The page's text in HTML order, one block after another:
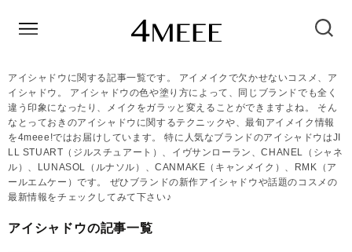
アイシャドウに関する記事一覧です。 アイメイクで欠かせないコスメ、ア
イシャドウ。 アイシャドウの色や塗り方によって、同じブランドでも全く
違う印象になったり、メイクをガラッと変えることができますよね。 そん
なとっておきのアイシャドウに関するテクニックや、最旬アイメイク情報
を4meee!ではお届けしています。 特に人気なブランドのアイシャドウはJI
LL STUART（ジルスチュアート）、イヴサンローラン、CHANEL（シャネ
ル）、LUNASOL（ルナソル）、CANMAKE（キャンメイク）、RMK（ア
ールエムケー）です。 ぜひブランドの新作アイシャドウや話題のコスメの
最新情報をチェックしてみて下さい♪
アイシャドウの記事一覧